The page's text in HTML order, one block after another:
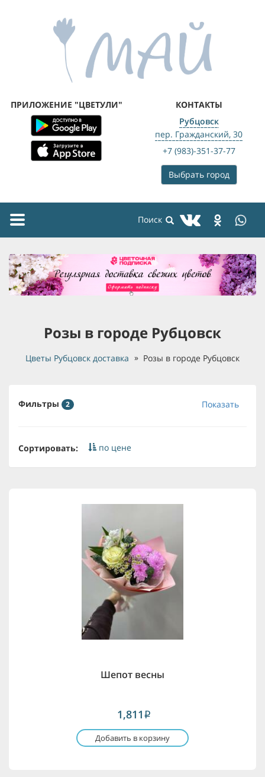
ПРИЛОЖЕНИЕ "ЦВЕТУЛИ"
КОНТАКТЫ
Рубцовск
пер. Гражданский, 30
+7 (983)-351-37-77
Выбрать город
Toggle
Розы в городе Рубцовск
Цветы Рубцовск доставка Розы в городе Рубцовск
Фильтры 2 Показать
Сортировать: по цене
Шепот весны
1,811 i
Добавить в корзину